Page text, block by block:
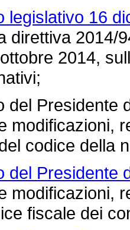
legislativo 16
direttiva 2014/
2014,
del Presidente
modificazioni,
codice della
del Presidente
modificazioni,
fiscale dei